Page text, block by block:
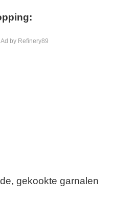
by Refinery89
gekookte garnalen